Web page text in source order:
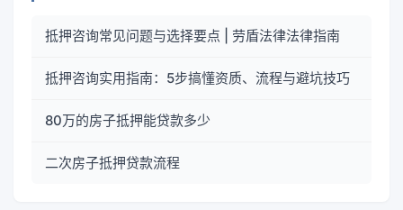
抵押咨询常见问题与选择要点 | 劳盾法律法律指南
抵押咨询实用指南：5步搞懂资质、流程与避坑技巧
80万的房子抵押能贷款多少
二次房子抵押贷款流程